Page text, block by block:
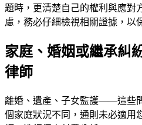
題時，更清楚自己的權利與應對
慮，務必仔細檢視相關證據，以
家庭、婚姻或繼承糾
律師
離婚、遺產、子女監護——這些
個家庭狀況不同，通則未必適用